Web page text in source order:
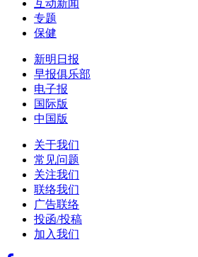
互动新闻
专题
保健
新明日报
早报俱乐部
电子报
国际版
中国版
关于我们
常见问题
关注我们
联络我们
广告联络
投函/投稿
加入我们